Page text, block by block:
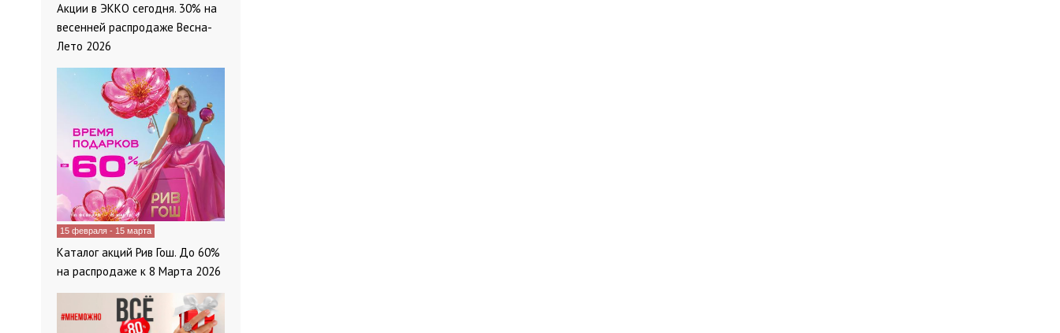
Акции в ЭККО сегодня. 30% на
весенней распродаже Весна-
Лето 2026
15 февраля - 15 марта
Каталог акций Рив Гош. До 60%
на распродаже к 8 Марта 2026